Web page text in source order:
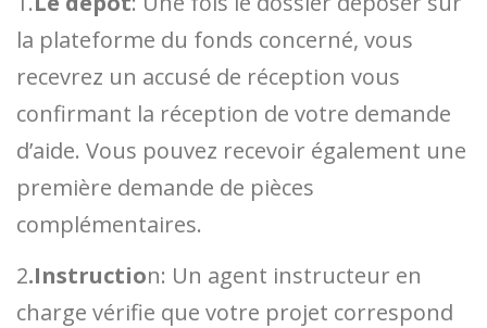
la plateforme du fonds concerné, vous
recevrez un accusé de réception vous
confirmant la réception de votre demande
d’aide. Vous pouvez recevoir également une
première demande de pièces
complémentaires.
2.Instruction: Un agent instructeur en
charge vérifie que votre projet correspond